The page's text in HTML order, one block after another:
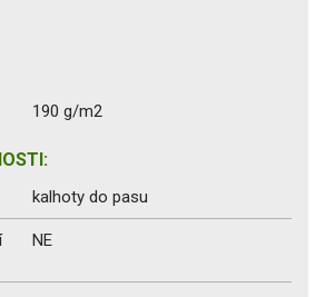
190 g/m2
kalhoty do pasu
NE